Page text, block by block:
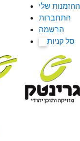
ההזמנות שלי
התחברות
הרשמה
סל קניות